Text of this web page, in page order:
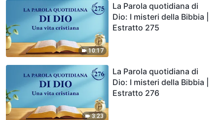
10:17
La Parola quotidiana di
Dio: I misteri della Bibbia |
Estratto 275
3:23
La Parola quotidiana di
Dio: I misteri della Bibbia |
Estratto 276